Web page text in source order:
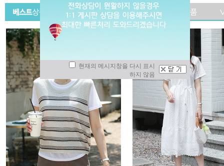
현재의 메시지창을 다시 표시
하지 않음